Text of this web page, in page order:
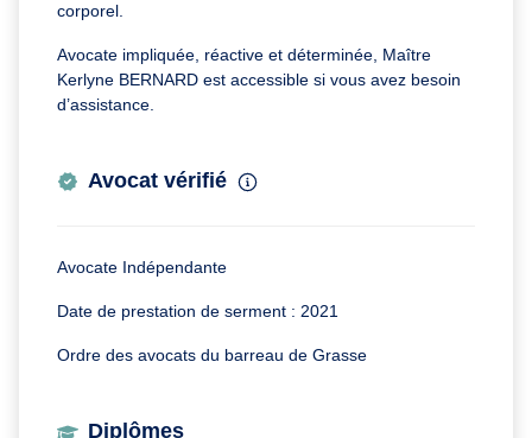
corporel.
Avocate impliquée, réactive et déterminée, Maître
Kerlyne BERNARD est accessible si vous avez besoin
d’assistance.
Avocat vérifié
Avocate Indépendante
Date de prestation de serment : 2021
Ordre des avocats du barreau de Grasse
Diplômes